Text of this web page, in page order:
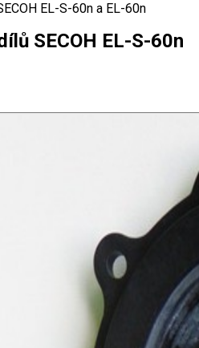
EL-S-60n a EL-60n
SECOH EL-S-60n